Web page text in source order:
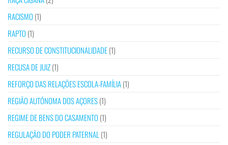
RACISMO (1)
RAPTO (1)
RECURSO DE CONSTITUCIONALIDADE(1)
RECUSA DE JUIZ(1)
REFORÇO DAS RELAÇÕES ESCOLA-FAMÍLIA(1)
REGIÃO AUTÓNOMA DOS AÇORES(1)
REGIME DE BENS DO CASAMENTO (1)
REGULAÇÃO DO PODER PATERNAL (1)